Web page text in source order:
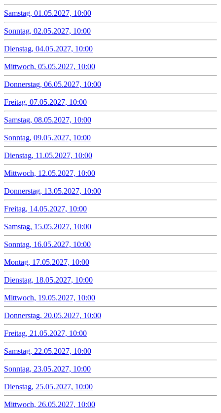
Samstag, 01.05.2027, 10:00
Sonntag, 02.05.2027, 10:00
Dienstag, 04.05.2027, 10:00
Mittwoch, 05.05.2027, 10:00
Donnerstag, 06.05.2027, 10:00
Freitag, 07.05.2027, 10:00
Samstag, 08.05.2027, 10:00
Sonntag, 09.05.2027, 10:00
Dienstag, 11.05.2027, 10:00
Mittwoch, 12.05.2027, 10:00
Donnerstag, 13.05.2027, 10:00
Freitag, 14.05.2027, 10:00
Samstag, 15.05.2027, 10:00
Sonntag, 16.05.2027, 10:00
Montag, 17.05.2027, 10:00
Dienstag, 18.05.2027, 10:00
Mittwoch, 19.05.2027, 10:00
Donnerstag, 20.05.2027, 10:00
Freitag, 21.05.2027, 10:00
Samstag, 22.05.2027, 10:00
Sonntag, 23.05.2027, 10:00
Dienstag, 25.05.2027, 10:00
Mittwoch, 26.05.2027, 10:00